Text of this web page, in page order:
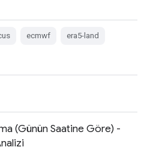
ecmwf era5-land
(Günün Saatine Göre) -